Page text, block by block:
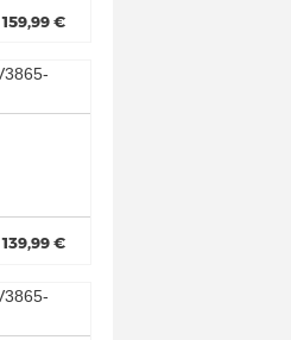
159,99 €
139,99 €